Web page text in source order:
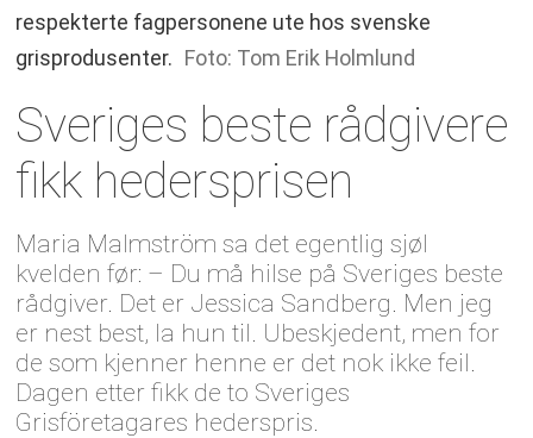
respekterte fagpersonene ute hos svenske
grisprodusenter. Foto: Tom Erik Holmlund
Sveriges beste rådgivere
fikk hedersprisen
Maria Malmström sa det egentlig sjøl
kvelden før: – Du må hilse på Sveriges beste
rådgiver. Det er Jessica Sandberg. Men jeg
er nest best, la hun til. Ubeskjedent, men for
de som kjenner henne er det nok ikke feil.
Dagen etter fikk de to Sveriges
Grisföretagares hederspris.